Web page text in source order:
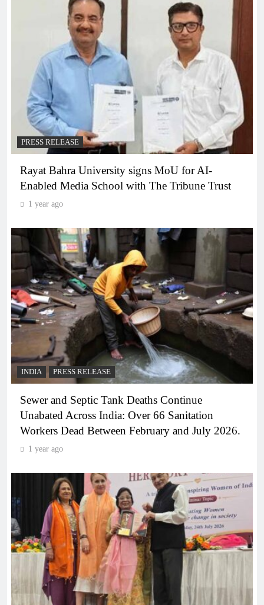
PRESS RELEASE
Rayat Bahra University signs MoU for AI-
Enabled Media School with The Tribune Trust
1 year ago
INDIA PRESS RELEASE
Sewer and Septic Tank Deaths Continue
Unabated Across India: Over 66 Sanitation
Workers Dead Between February and July 2026.
1 year ago